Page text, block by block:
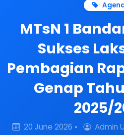
MTsN 1
Sukses
Pembagian
Genap
2025/
20 June 2026 • Admin